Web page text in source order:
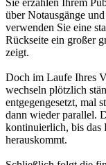
über Notausgänge
verwenden Sie eine
Rückseite ein großer
zeigt.
Doch im Laufe Ihres
wechseln plötzlich
entgegengesetzt, mal
dann wieder parallel.
kontinuierlich, bis das
herauskommt.